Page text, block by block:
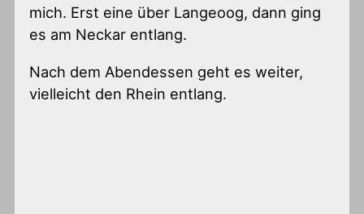
mich. Erst eine über Langeoog, dann ging
es am Neckar entlang.
Nach dem Abendessen geht es weiter,
vielleicht den Rhein entlang.